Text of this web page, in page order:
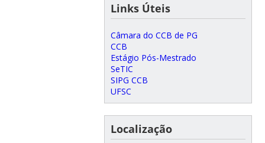
Links Úteis
Câmara do CCB de PG
CCB
Estágio Pós-Mestrado
SeTIC
SIPG CCB
UFSC
Localização